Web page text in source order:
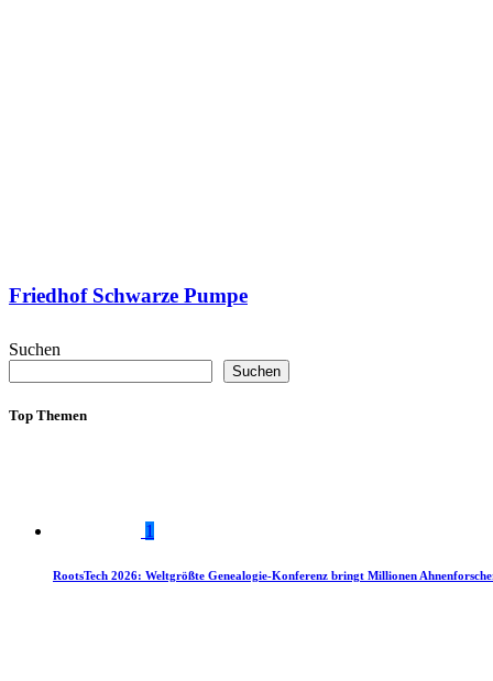
Friedhof Schwarze Pumpe
Suchen
Suchen
Top Themen
1
RootsTech 2026: Weltgrößte Genealogie-Konferenz bringt Millionen